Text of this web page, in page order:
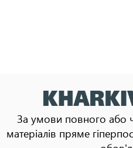
За умови повного або
матеріалів пряме